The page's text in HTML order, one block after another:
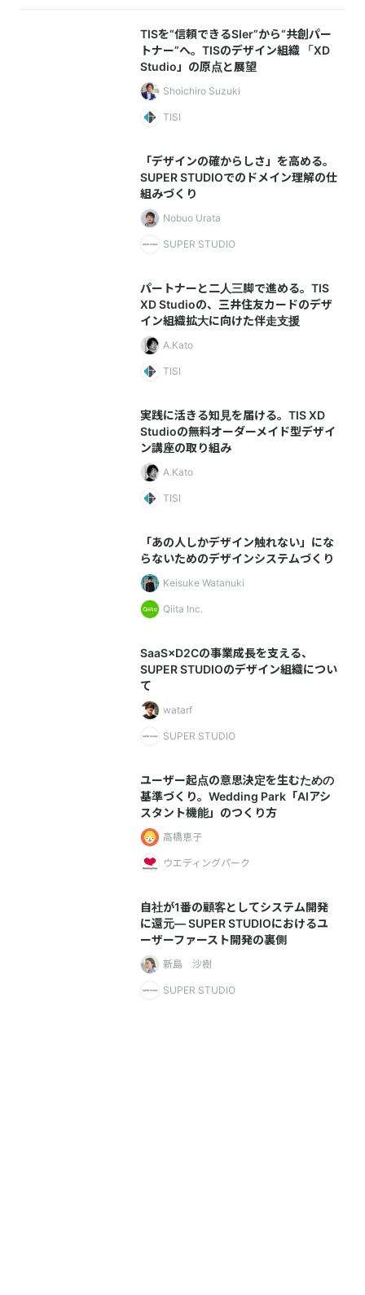
TISを“信頼できるSIer”から“共創パー
トナー”へ。TISのデザイン組織 「XD
Studio」の原点と展望
Shoichiro Suzuki
TISI
「デザインの確からしさ」を高める。
SUPER STUDIOでのドメイン理解の仕
組みづくり
Nobuo Urata
SUPER STUDIO
パートナーと二人三脚で進める。TIS
XD Studioの、三井住友カードのデザ
イン組織拡大に向けた伴走支援
A.Kato
TISI
実践に活きる知見を届ける。TIS XD
Studioの無料オーダーメイド型デザイ
ン講座の取り組み
A.Kato
TISI
「あの人しかデザイン触れない」にな
らないためのデザインシステムづくり
Keisuke Watanuki
Qiita Inc.
SaaS×D2Cの事業成長を支える、
SUPER STUDIOのデザイン組織につい
て
watarf
SUPER STUDIO
ユーザー起点の意思決定を生むための
基準づくり。Wedding Park「AIアシ
スタント機能」のつくり方
高橋恵子
ウエディングパーク
自社が1番の顧客としてシステム開発
に還元— SUPER STUDIOにおけるユ
ーザーファースト開発の裏側
新島 沙樹
SUPER STUDIO